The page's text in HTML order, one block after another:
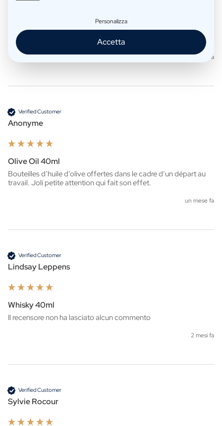
Heel mooi. Ook snel verzonden en geleverd 👍
un mese fa
Verified Customer
Anonyme
Olive Oil 40ml
Bouteilles d’huile d’olive offertes dans le cadre d’un départ au
travail. Joli petite attention qui fait son effet.
un mese fa
Verified Customer
Lindsay Leppens
Whisky 40ml
Il recensore non ha lasciato alcun commento
2 mesi fa
Verified Customer
Sylvie Rocour
Personalizza
Accetta